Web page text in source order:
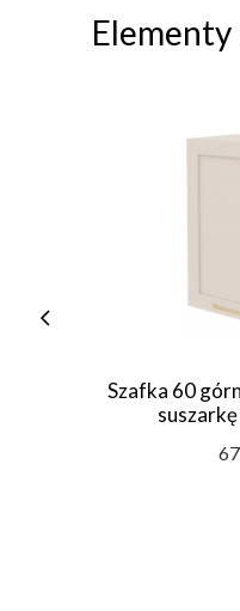
Elementy
Szafka 60